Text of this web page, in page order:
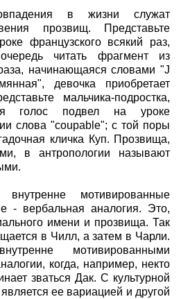
в жизни служат
прозвищ. Представьте
французского всякий раз,
читать фрагмент из
начинающаяся словами "J
девочка приобретает
мальчика-подростка,
голос подвел на уроке
слова "coupable"; с той поры
кличка Куп. Прозвища,
в антропологии называют
мотивированные
- вербальная аналогия. Это,
имени и прозвища. Так
в Чилл, а затем в Чарли.
мотивированными
когда, например, некто
зваться Дак. С культурной
ее вариацией и другой